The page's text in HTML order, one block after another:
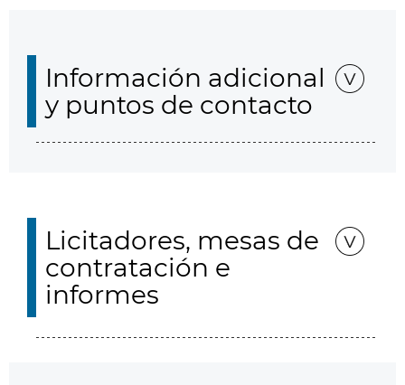
Información adicional
y puntos de contacto
Licitadores, mesas de
contratación e
informes